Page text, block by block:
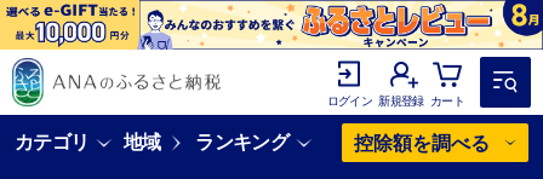
ログイン 新規登録 カート
カテゴリ 地域 ランキング 控除額を調べる